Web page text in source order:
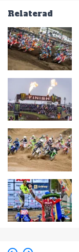
Relaterad